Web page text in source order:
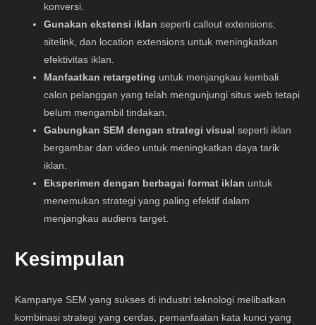
konversi.
Gunakan ekstensi iklan seperti callout extensions,
sitelink, dan location extensions untuk meningkatkan
efektivitas iklan.
Manfaatkan retargeting untuk menjangkau kembali
calon pelanggan yang telah mengunjungi situs web tetapi
belum mengambil tindakan.
Gabungkan SEM dengan strategi visual seperti iklan
bergambar dan video untuk meningkatkan daya tarik
iklan.
Eksperimen dengan berbagai format iklan untuk
menemukan strategi yang paling efektif dalam
menjangkau audiens target.
Kesimpulan
Kampanye SEM yang sukses di industri teknologi melibatkan
kombinasi strategi yang cerdas, pemanfaatan kata kunci yang